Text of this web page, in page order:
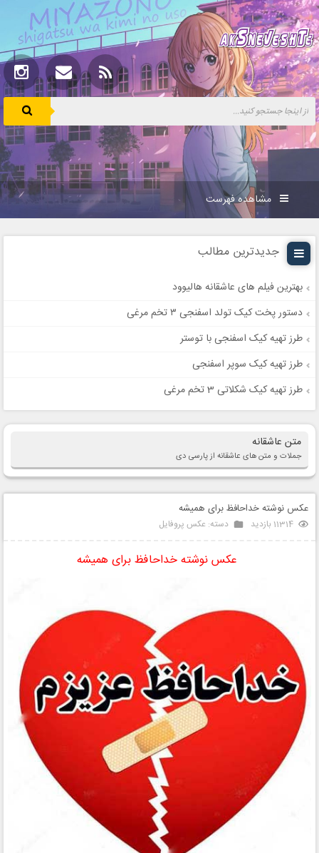
مشاهده فهرست
جدیدترین مطالب
بهترین فیلم های عاشقانه هالیوود
دستور پخت کیک تولد اسفنجی ۳ تخم مرغی
طرز تهیه کیک اسفنجی با توستر
طرز تهیه کیک سوپر اسفنجی
طرز تهیه کیک شکلاتی 3 تخم مرغی
متن عاشقانه
جملات و متن های عاشقانه از پارسی دی
عکس نوشته خداحافظ برای همیشه
11314 بازدید دسته: عکس پروفایل
عکس نوشته خداحافظ برای همیشه